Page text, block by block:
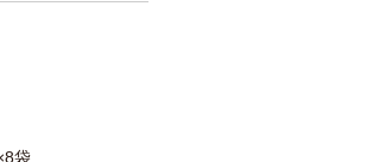
袋